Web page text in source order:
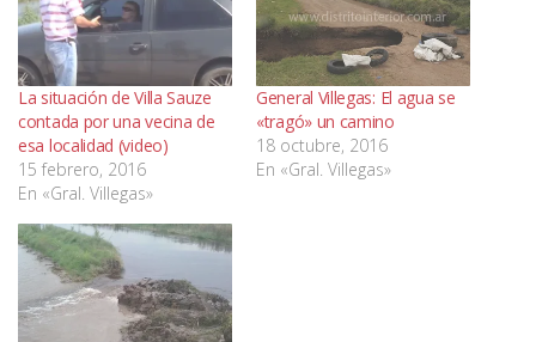
La situación de Villa Sauze
contada por una vecina de
esa localidad (video)
15 febrero, 2016
En «Gral. Villegas»
General Villegas: El agua se
«tragó» un camino
18 octubre, 2016
En «Gral. Villegas»